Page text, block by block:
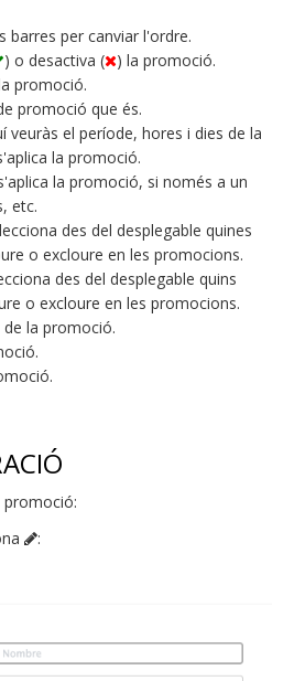
barres per canviar l'ordre.
) o desactiva (
) la promoció.
promoció.
promoció que és.
veuràs el període, hores i dies de la
la promoció.
la promoció, si només a un
etc.
des del desplegable quines
o excloure en les promocions.
des del desplegable quins
o excloure en les promocions.
de la promoció.
promoció:
: